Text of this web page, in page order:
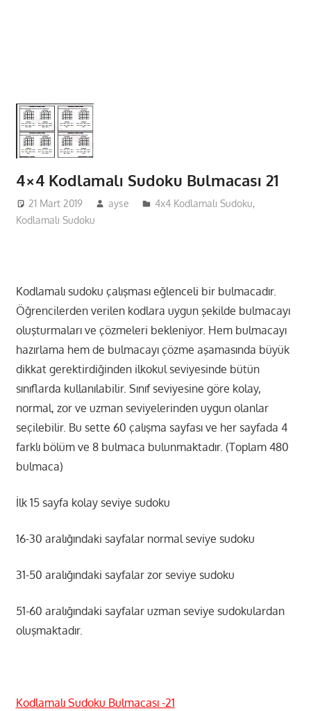
4×4 Kodlamalı Sudoku Bulmacası 21
21 Mart 2019 ayse 4x4 Kodlamalı Sudoku,
Kodlamalı Sudoku
Kodlamalı sudoku çalışması eğlenceli bir bulmacadır.
Öğrencilerden verilen kodlara uygun şekilde bulmacayı
oluşturmaları ve çözmeleri bekleniyor. Hem bulmacayı
hazırlama hem de bulmacayı çözme aşamasında büyük
dikkat gerektirdiğinden ilkokul seviyesinde bütün
sınıflarda kullanılabilir. Sınıf seviyesine göre kolay,
normal, zor ve uzman seviyelerinden uygun olanlar
seçilebilir. Bu sette 60 çalışma sayfası ve her sayfada 4
farklı bölüm ve 8 bulmaca bulunmaktadır. (Toplam 480
bulmaca)
İlk 15 sayfa kolay seviye sudoku
16-30 aralığındaki sayfalar normal seviye sudoku
31-50 aralığındaki sayfalar zor seviye sudoku
51-60 aralığındaki sayfalar uzman seviye sudokulardan
oluşmaktadır.
Kodlamalı Sudoku Bulmacası -21